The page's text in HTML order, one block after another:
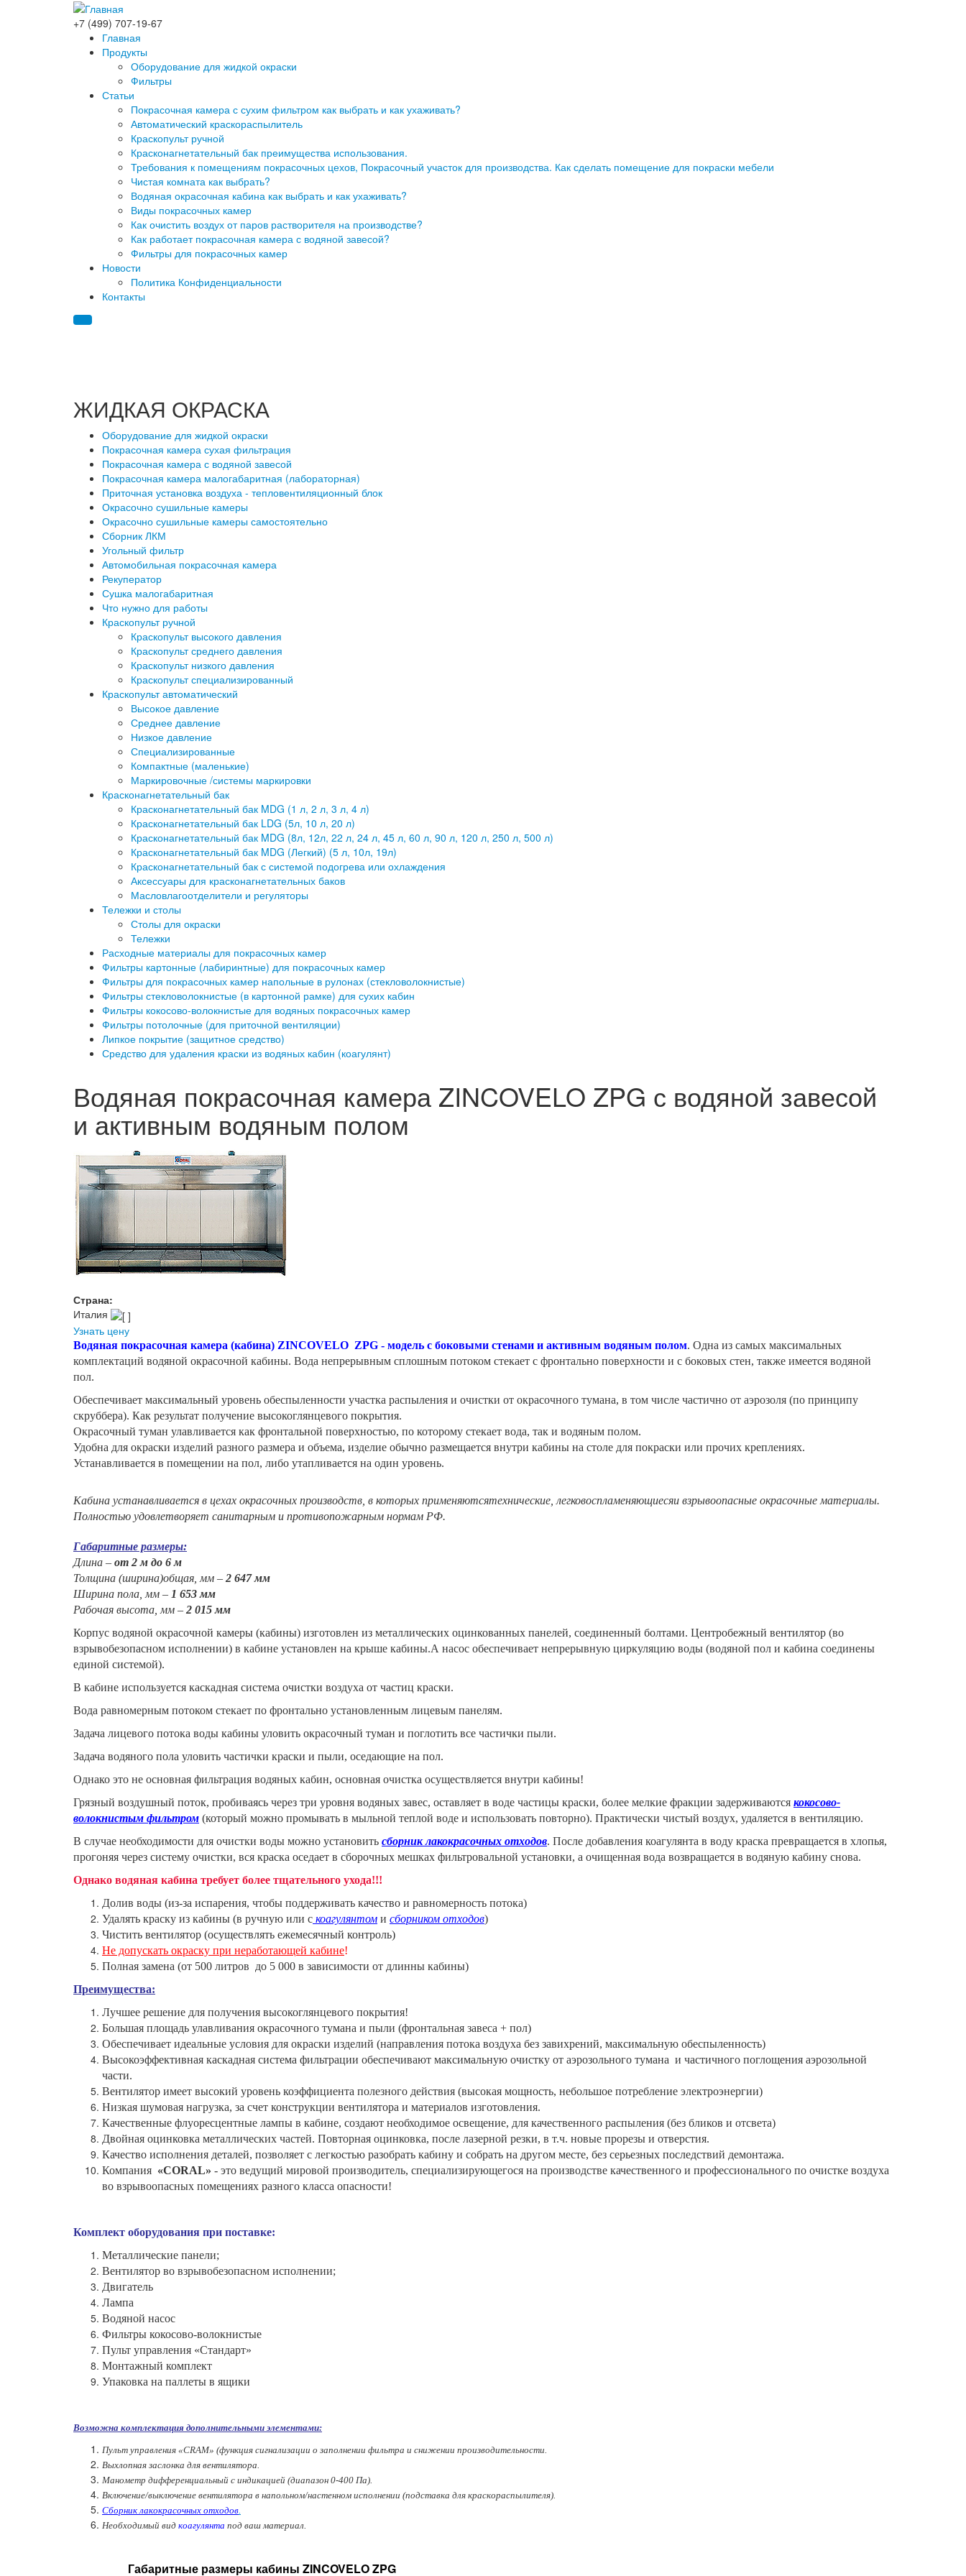
+7 (499) 707-19-67
Главная
Продукты
Оборудование для жидкой окраски
Фильтры
Статьи
Покрасочная камера с сухим фильтром как выбрать и как ухаживать?
Автоматический краскораспылитель
Краскопульт ручной
Красконагнетательный бак преимущества использования.
Требования к помещениям покрасочных цехов, Покрасочный участок для производства. Как сделать помещение для покраски мебели
Чистая комната как выбрать?
Водяная окрасочная кабина как выбрать и как ухаживать?
Виды покрасочных камер
Как очистить воздух от паров растворителя на производстве?
Как работает покрасочная камера с водяной завесой?
Фильтры для покрасочных камер
Новости
Политика Конфиденциальности
Контакты
ЖИДКАЯ ОКРАСКА
Оборудование для жидкой окраски
Покрасочная камера сухая фильтрация
Покрасочная камера с водяной завесой
Покрасочная камера малогабаритная (лабораторная)
Приточная установка воздуха - тепловентиляционный блок
Окрасочно сушильные камеры
Окрасочно сушильные камеры самостоятельно
Сборник ЛКМ
Угольный фильтр
Автомобильная покрасочная камера
Рекуператор
Сушка малогабаритная
Что нужно для работы
Краскопульт ручной
Краскопульт высокого давления
Краскопульт среднего давления
Краскопульт низкого давления
Краскопульт специализированный
Краскопульт автоматический
Высокое давление
Среднее давление
Низкое давление
Специализированные
Компактные (маленькие)
Маркировочные /системы маркировки
Красконагнетательный бак
Красконагнетательный бак MDG (1 л, 2 л, 3 л, 4 л)
Красконагнетательный бак LDG (5л, 10 л, 20 л)
Красконагнетательный бак MDG (8л, 12л, 22 л, 24 л, 45 л, 60 л, 90 л, 120 л, 250 л, 500 л)
Красконагнетательный бак MDG (Легкий) (5 л, 10л, 19л)
Красконагнетательный бак с системой подогрева или охлаждения
Аксессуары для красконагнетательных баков
Масловлагоотделители и регуляторы
Тележки и столы
Столы для окраски
Тележки
Расходные материалы для покрасочных камер
Фильтры картонные (лабиринтные) для покрасочных камер
Фильтры для покрасочных камер напольные в рулонах (стекловолокнистые)
Фильтры стекловолокнистые (в картонной рамке) для сухих кабин
Фильтры кокосово-волокнистые для водяных покрасочных камер
Фильтры потолочные (для приточной вентиляции)
Липкое покрытие (защитное средство)
Средство для удаления краски из водяных кабин (коагулянт)
Водяная покрасочная камера ZINCOVELO ZPG с водяной завесой
и активным водяным полом
Страна:
Италия
Узнать цену
Водяная покрасочная камера (кабина) ZINCOVELO ZPG - модель с боковыми стенами и активным водяным полом. Одна из самых максимальных
комплектаций водяной окрасочной кабины. Вода непрерывным сплошным потоком стекает с фронтально поверхности и с боковых стен, также имеется водяной
пол.
Обеспечивает максимальный уровень обеспыленности участка распыления и очистки от окрасочного тумана, в том числе частично от аэрозоля (по принципу
скруббера). Как результат получение высокоглянцевого покрытия.
Окрасочный туман улавливается как фронтальной поверхностью, по которому стекает вода, так и водяным полом.
Удобна для окраски изделий разного размера и объема, изделие обычно размещается внутри кабины на столе для покраски или прочих креплениях.
Устанавливается в помещении на пол, либо утапливается на один уровень.
Кабина устанавливается в цехах окрасочных производств, в которых применяютсятехнические, легковоспламеняющиесяи взрывоопасные окрасочные материалы.
Полностью удовлетворяет санитарным и противопожарным нормам РФ.
Габаритные размеры:
Длина – от 2 м до 6 м
Толщина (ширина)общая, мм – 2 647 мм
Ширина пола, мм – 1 653 мм
Рабочая высота, мм – 2 015 мм
Корпус водяной окрасочной камеры (кабины) изготовлен из металлических оцинкованных панелей, соединенный болтами. Центробежный вентилятор (во
взрывобезопасном исполнении) в кабине установлен на крыше кабины.А насос обеспечивает непрерывную циркуляцию воды (водяной пол и кабина соединены
единой системой).
В кабине используется каскадная система очистки воздуха от частиц краски.
Вода равномерным потоком стекает по фронтально установленным лицевым панелям.
Задача лицевого потока воды кабины уловить окрасочный туман и поглотить все частички пыли.
Задача водяного пола уловить частички краски и пыли, оседающие на пол.
Однако это не основная фильтрация водяных кабин, основная очистка осуществляется внутри кабины!
Грязный воздушный поток, пробиваясь через три уровня водяных завес, оставляет в воде частицы краски, более мелкие фракции задерживаются кокосово-
волокнистым фильтром (который можно промывать в мыльной теплой воде и использовать повторно). Практически чистый воздух, удаляется в вентиляцию.
В случае необходимости для очистки воды можно установить сборник лакокрасочных отходов. После добавления коагулянта в воду краска превращается в хлопья,
прогоняя через систему очистки, вся краска оседает в сборочных мешках фильтровальной установки, а очищенная вода возвращается в водяную кабину снова.
Однако водяная кабина требует более тщательного ухода!!!
Долив воды (из-за испарения, чтобы поддерживать качество и равномерность потока)
Удалять краску из кабины (в ручную или с коагулянтом и сборником отходов)
Чистить вентилятор (осуществлять ежемесячный контроль)
Не допускать окраску при неработающей кабине!
Полная замена (от 500 литров до 5 000 в зависимости от длинны кабины)
Преимущества:
Лучшее решение для получения высокоглянцевого покрытия!
Большая площадь улавливания окрасочного тумана и пыли (фронтальная завеса + пол)
Обеспечивает идеальные условия для окраски изделий (направления потока воздуха без завихрений, максимальную обеспыленность)
Высокоэффективная каскадная система фильтрации обеспечивают максимальную очистку от аэрозольного тумана и частичного поглощения аэрозольной
части.
Вентилятор имеет высокий уровень коэффициента полезного действия (высокая мощность, небольшое потребление электроэнергии)
Низкая шумовая нагрузка, за счет конструкции вентилятора и материалов изготовления.
Качественные флуоресцентные лампы в кабине, создают необходимое освещение, для качественного распыления (без бликов и отсвета)
Двойная оцинковка металлических частей. Повторная оцинковка, после лазерной резки, в т.ч. новые прорезы и отверстия.
Качество исполнения деталей, позволяет с легкостью разобрать кабину и собрать на другом месте, без серьезных последствий демонтажа.
Компания «CORAL» - это ведущий мировой производитель, специализирующегося на производстве качественного и профессионального по очистке воздуха
во взрывоопасных помещениях разного класса опасности!
Комплект оборудования при поставке:
Металлические панели;
Вентилятор во взрывобезопасном исполнении;
Двигатель
Лампа
Водяной насос
Фильтры кокосово-волокнистые
Пульт управления «Стандарт»
Монтажный комплект
Упаковка на паллеты в ящики
Возможна комплектация дополнительными элементами:
Пульт управления «CRAM» (функция сигнализации о заполнении фильтра и снижении производительности.
Выхлопная заслонка для вентилятора.
Манометр дифференциальный с индикацией (диапазон 0-400 Па).
Включение/выключение вентилятора в напольном/настенном исполнении (подставка для краскораспылителя).
Сборник лакокрасочных отходов
Необходимый вид коагулянта под ваш материал.
Габаритные размеры кабины ZINCOVELO ZPG